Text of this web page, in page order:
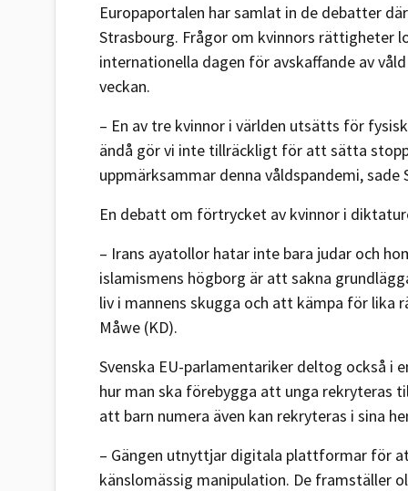
Europaportalen har samlat in de debatter
Strasbourg. Frågor om kvinnors rättigheter
internationella dagen för avskaffande av
veckan.
– En av tre kvinnor i världen utsätts för
ändå gör vi inte tillräckligt för att sätta
uppmärksammar denna våldspandemi,
En debatt om förtrycket av kvinnor i
– Irans ayatollor hatar inte bara judar och
islamismens högborg är att sakna
liv i mannens skugga och att kämpa för lika
Måwe (KD).
Svenska EU-parlamentariker deltog också i
hur man ska förebygga att unga rekryteras
att barn numera även kan rekryteras i sina
– Gängen utnyttjar digitala plattformar för
känslomässig manipulation. De framställer